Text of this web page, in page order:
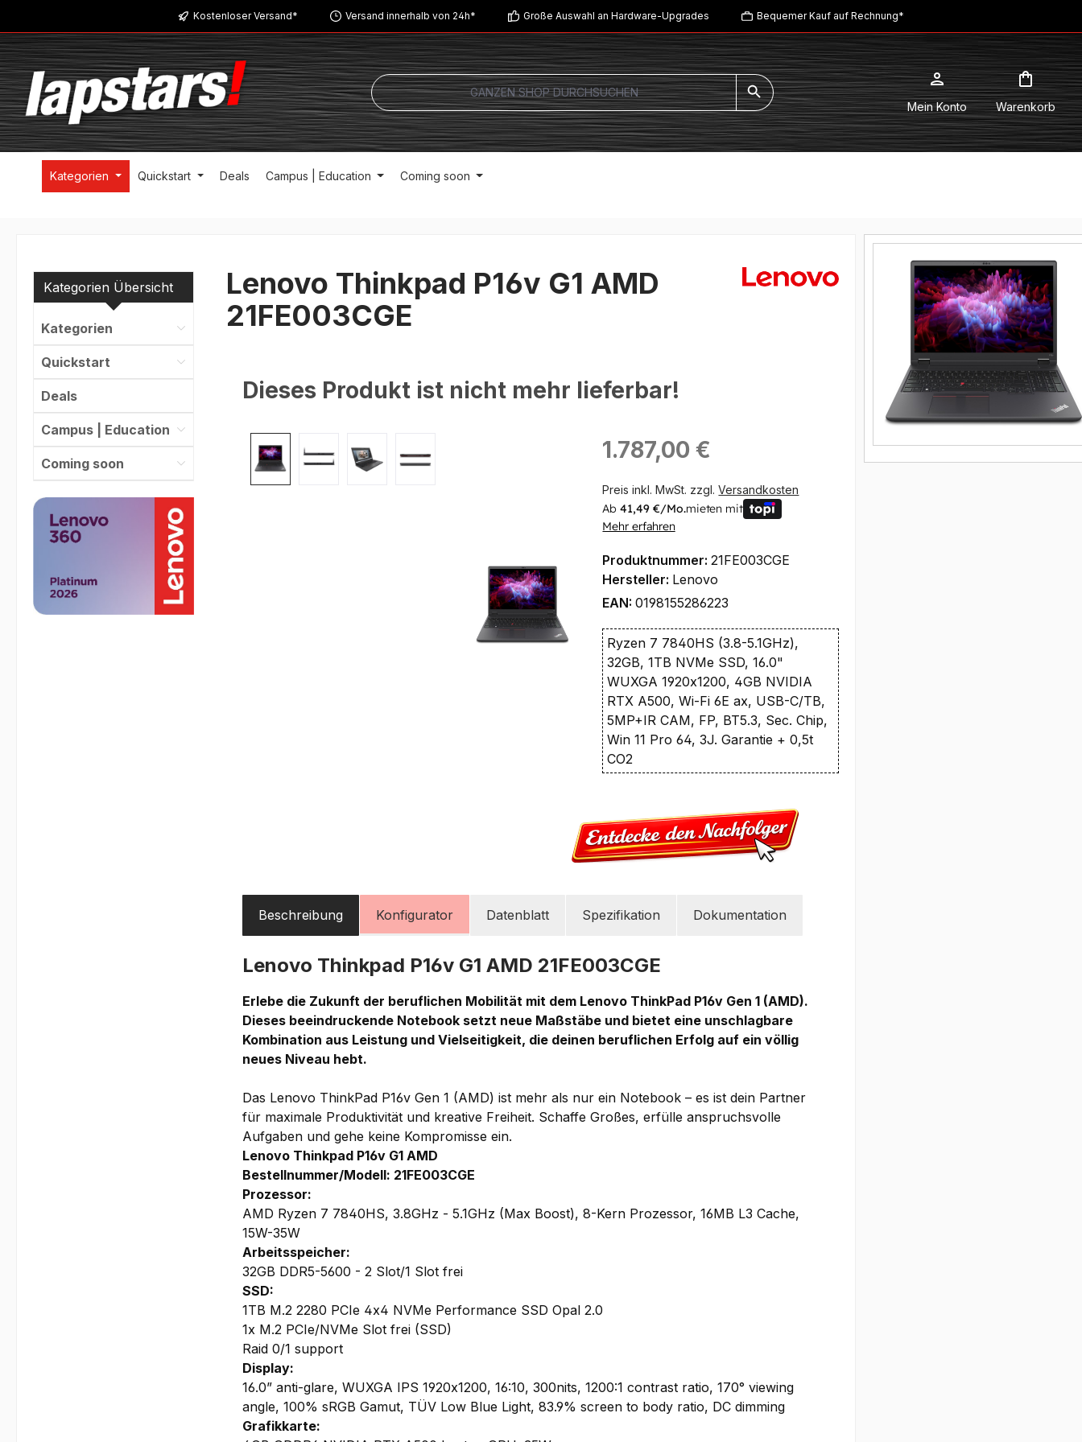
Zur Hauptnavigation springenKostenloser Versand* Versand innerhalb von 24h* Große Auswahl an Hardware-Upgrades Bequemer Kauf auf Rechnung*
Mein Konto Warenkorb
Kategorien Quickstart Deals Campus | Education Coming soon
Kategorien Übersicht
Kategorien
Quickstart
Deals
Campus | Education
Coming soon
Lenovo Thinkpad P16v G1 AMD
21FE003CGE
Dieses Produkt ist nicht mehr lieferbar!
Bildergalerie überspringen Regulärer Preis:
1.787,00 €
Preis inkl. MwSt. zzgl.Versandkosten
Ab41,49 €/Mo.mieten mit
Mehr erfahren
Produktnummer:21FE003CGE
Hersteller: Lenovo
EAN:0198155286223
Ryzen 7 7840HS (3.8-5.1GHz),
32GB, 1TB NVMe SSD, 16.0"
WUXGA 1920x1200, 4GB NVIDIA
RTX A500, Wi-Fi 6E ax, USB-C/TB,
5MP+IR CAM, FP, BT5.3, Sec. Chip,
Win 11 Pro 64, 3J. Garantie + 0,5t
CO2
Beschreibung Konfigurator Datenblatt Spezifikation Dokumentation
Lenovo Thinkpad P16v G1 AMD 21FE003CGE
Erlebe die Zukunft der beruflichen Mobilität mit dem Lenovo ThinkPad P16v Gen 1 (AMD).
Dieses beeindruckende Notebook setzt neue Maßstäbe und bietet eine unschlagbare
Kombination aus Leistung und Vielseitigkeit, die deinen beruflichen Erfolg auf ein völlig
neues Niveau hebt.
Das Lenovo ThinkPad P16v Gen 1 (AMD) ist mehr als nur ein Notebook – es ist dein Partner
für maximale Produktivität und kreative Freiheit. Schaffe Großes, erfülle anspruchsvolle
Aufgaben und gehe keine Kompromisse ein.
Lenovo Thinkpad P16v G1 AMD
Bestellnummer/Modell: 21FE003CGE
Prozessor:
AMD Ryzen 7 7840HS, 3.8GHz - 5.1GHz (Max Boost), 8-Kern Prozessor, 16MB L3 Cache,
15W-35W
Arbeitsspeicher:
32GB DDR5-5600 - 2 Slot/1 Slot frei
SSD:
1TB M.2 2280 PCIe 4x4 NVMe Performance SSD Opal 2.0
1x M.2 PCIe/NVMe Slot frei (SSD)
Raid 0/1 support
Display:
16.0” anti-glare, WUXGA IPS 1920x1200, 16:10, 300nits, 1200:1 contrast ratio, 170° viewing
angle, 100% sRGB Gamut, TÜV Low Blue Light, 83.9% screen to body ratio, DC dimming
Grafikkarte: